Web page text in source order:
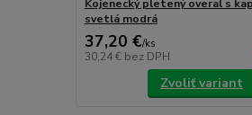
Kojenecký pletený overal s
svetlá modrá
37,20 €/ks
30,24 € bez DPH
Zvoliť variant